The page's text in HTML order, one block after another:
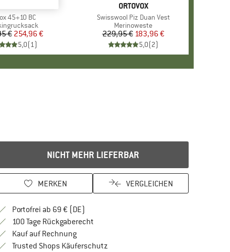
45+10 BC
Preis
€reduzierter Preis
254,96 €
5,0(1)
MARKE
ORTOVOX
Artikel
Swisswool Piz Duan Vest
Produktgruppe
Merinoweste
Preis
229,95 €reduzierter Preis
183,96 €
5,0(2)
NICHT MEHR LIEFERBAR
MERKEN VERGLEICHEN
Portofrei ab 69 € (DE)
100 Tage RückgaberechtGehe hier zu den Rückgabe-Richtlinien
Kauf auf RechnungFinde die Zahlungs-Infos hier! Öffnet sich in
Trusted Shops KäuferschutzFinde alle Infos hier!